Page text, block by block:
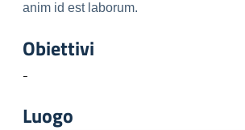
anim id est laborum.
Obiettivi
-
Luogo